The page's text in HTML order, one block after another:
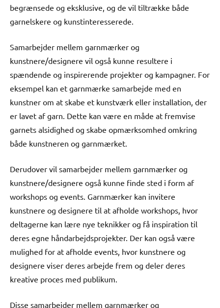
begrænsede og eksklusive, og de vil tiltrække både
garnelskere og kunstinteresserede.
Samarbejder mellem garnmærker og
kunstnere/designere vil også kunne resultere i
spændende og inspirerende projekter og kampagner. For
eksempel kan et garnmærke samarbejde med en
kunstner om at skabe et kunstværk eller installation, der
er lavet af garn. Dette kan være en måde at fremvise
garnets alsidighed og skabe opmærksomhed omkring
både kunstneren og garnmærket.
Derudover vil samarbejder mellem garnmærker og
kunstnere/designere også kunne finde sted i form af
workshops og events. Garnmærker kan invitere
kunstnere og designere til at afholde workshops, hvor
deltagerne kan lære nye teknikker og få inspiration til
deres egne håndarbejdsprojekter. Der kan også være
mulighed for at afholde events, hvor kunstnere og
designere viser deres arbejde frem og deler deres
kreative proces med publikum.
Disse samarbejder mellem garnmærker og